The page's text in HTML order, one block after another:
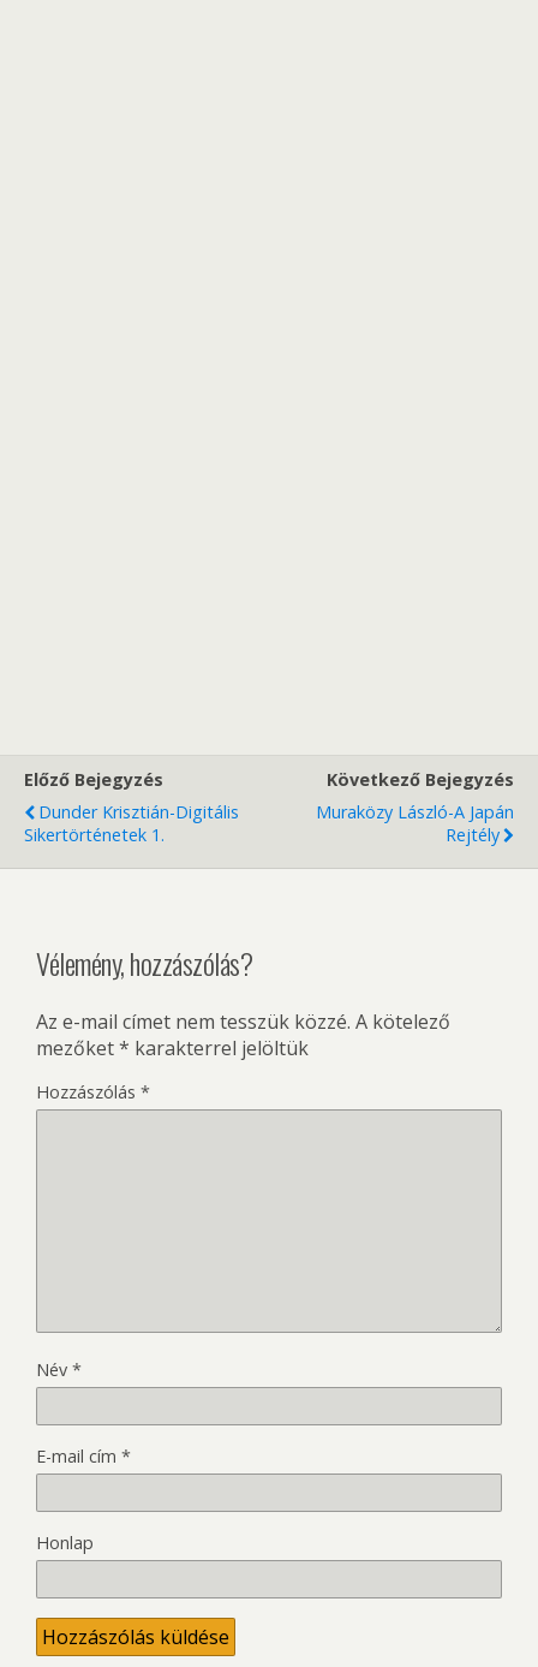
Előző Bejegyzés
Dunder Krisztián-Digitális
Sikertörténetek 1.
Következő Bejegyzés
Muraközy László-A Japán
Rejtély
Vélemény, hozzászólás?
Az e-mail címet nem tesszük közzé. A kötelező
mezőket* karakterrel jelöltük
Hozzászólás *
Név *
E-mail cím *
Honlap